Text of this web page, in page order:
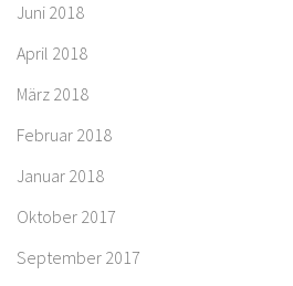
Juni 2018
April 2018
März 2018
Februar 2018
Januar 2018
Oktober 2017
September 2017